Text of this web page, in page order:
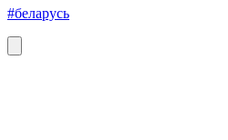
#беларусь